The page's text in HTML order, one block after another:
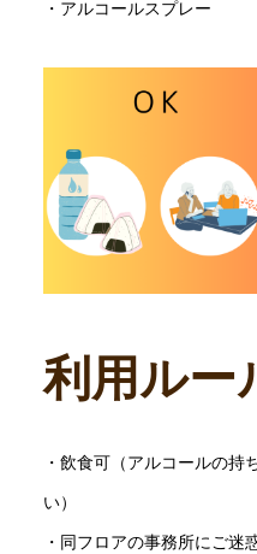
・アルコールスプレー
利用ルー
・飲食可（アルコールの持
い）
・同フロアの事務所にご迷